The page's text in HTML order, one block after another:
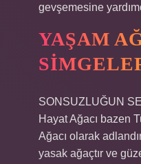
gevşemesine
YAŞAM
SONSUZLUĞUN
Hayat Ağacı bazen
Ağacı olarak
yasak ağaçtır ve